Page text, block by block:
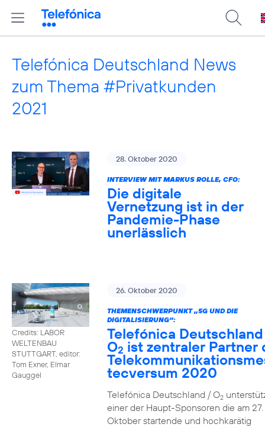
Telefónica Deutschland News
zum Thema #Privatkunden
2021
28. Oktober 2020
INTERVIEW MIT MARKUS ROLLE, CFO:
Die digitale
Vernetzung ist in der
Pandemie-Phase
unerlässlich
Credits: LABOR
WELTENBAU
STUTTGART, editor:
Tom Exner, Elmar
Gauggel
26. Oktober 2020
THEMENSCHWERPUNKT „5G UND DIE
DIGITALISIERUNG“:
Telefónica
O2 ist zentraler Partner
tecversum 2020
Telefónica Deutschland / O2
einer der Haupt-Sponsoren die am 27.
Oktober startende und hochkarätig